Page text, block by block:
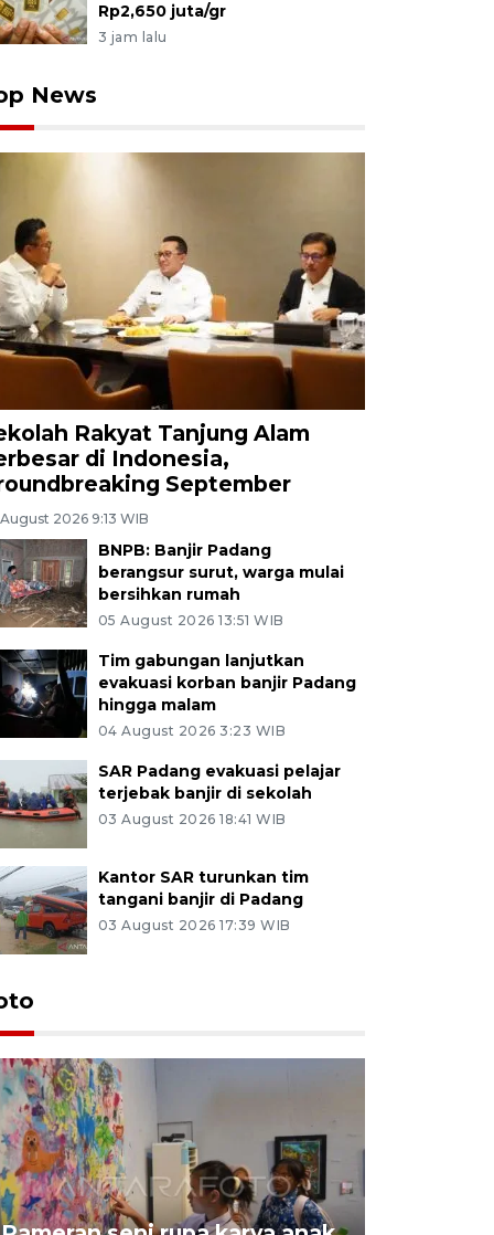
Rp2,650 juta/gr
3 jam lalu
News
Rakyat Tanjung Alam
di Indonesia,
September
2026 9:13 WIB
BNPB: Banjir Padang
berangsur surut, warga mulai
bersihkan rumah
05 August 2026 13:51 WIB
Tim gabungan lanjutkan
evakuasi korban banjir Padang
hingga malam
04 August 2026 3:23 WIB
SAR Padang evakuasi pelajar
terjebak banjir di sekolah
03 August 2026 18:41 WIB
Kantor SAR turunkan tim
tangani banjir di Padang
03 August 2026 17:39 WIB